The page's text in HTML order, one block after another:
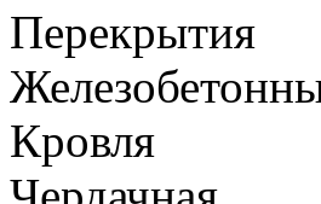
Перекрытия
Кровля